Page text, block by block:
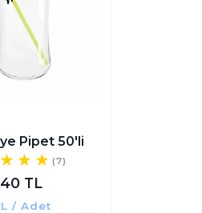
Pipet 50'li
(7)
TL
/ Adet